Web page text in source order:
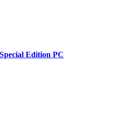
Edition PC